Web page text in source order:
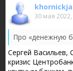
30 мая
Про «денежную
Часто, даже
Авто-репост.
Сергей Васильев,
кризис